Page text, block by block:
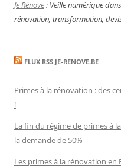
Je Rénove: Veille numérique
rénovation, transformation,
FLUX RSS JE-RENOVE.BE
Primes à la rénovation : des
!
La fin du régime de primes à
la demande de 50%
Les primes à la rénovation en